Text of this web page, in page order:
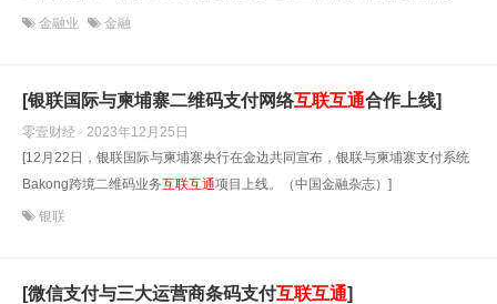
金融业 金融
[银联国际与柬埔寨二维码支付网络互联互通合作上线]
零壹财经 · 2023年12月25日
[12月22日，银联国际与柬埔寨央行在金边共同宣布，银联与柬埔寨支付系统
Bakong跨境二维码业务互联互通项目上线。（中国金融杂志）]
银联
[微信支付与三大运营商条码支付互联互通]